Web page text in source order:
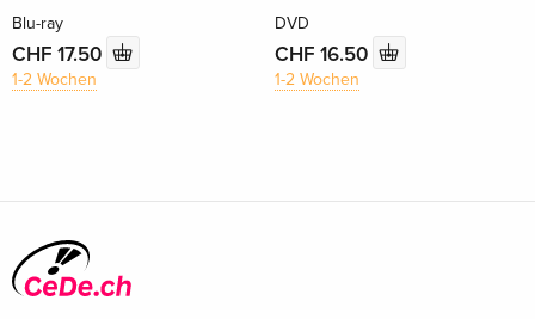
Blu-ray
CHF 17.50
1-2 Wochen
DVD
CHF 16.50
1-2 Wochen